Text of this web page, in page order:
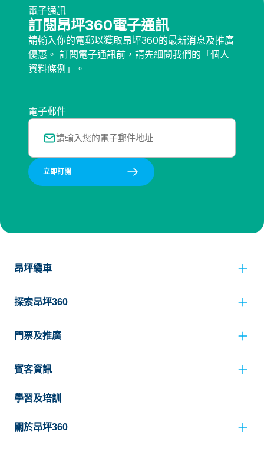
電子通訊
訂閱昂坪360電子通訊
請輸入你的電郵以獲取昂坪360的最新消息及推廣
優惠。 訂閱電子通訊前，請先細閱我們的「個人
資料條例」。
電子郵件
立即訂閲
昂坪纜車
探索昂坪360
門票及推廣
賓客資訊
學習及培訓
關於昂坪360